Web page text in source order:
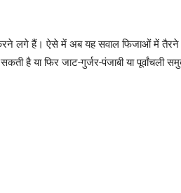
लगे हैं। ऐसे में अब यह सवाल फिजाओं में तैरने
है या फिर जाट-गुर्जर-पंजाबी या पूर्वांचली